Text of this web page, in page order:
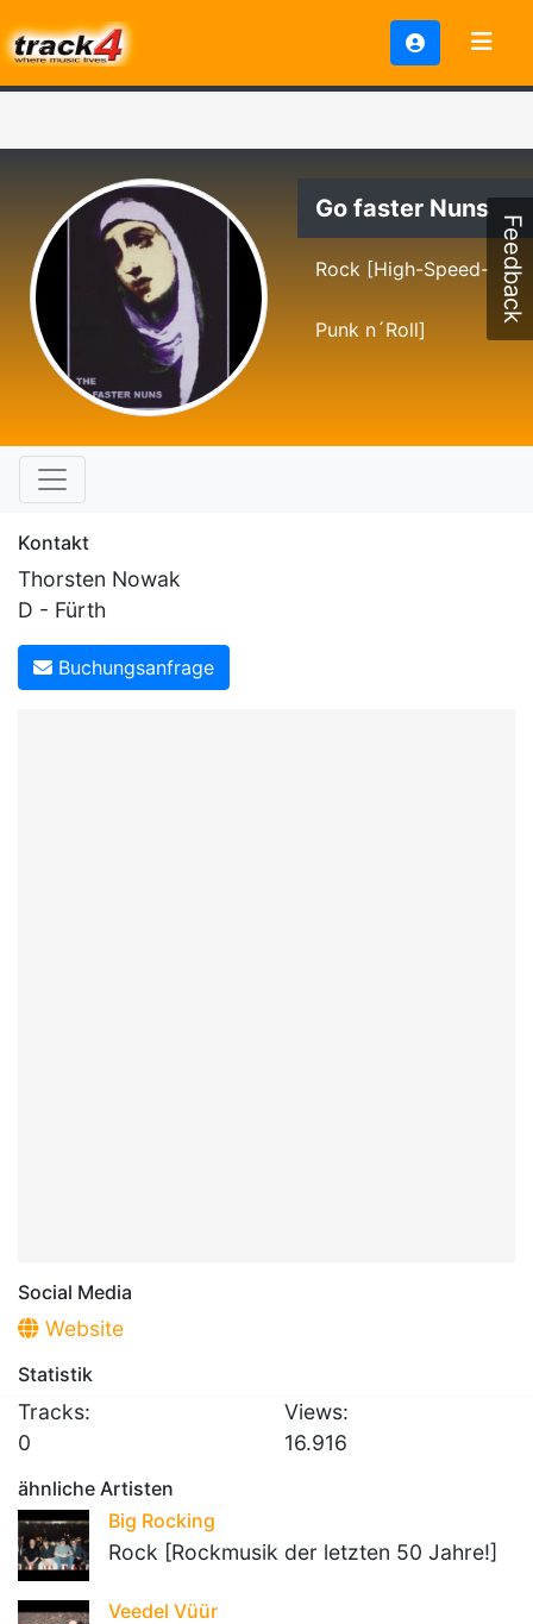
Go faster Nuns
Rock [High-Speed-
Punk n´Roll]
Kontakt
Thorsten Nowak
D - Fürth
Buchungsanfrage
Social Media
Website
Statistik
Tracks:
0
Views:
16.916
ähnliche Artisten
Big Rocking
Rock [Rockmusik der letzten 50 Jahre!]
Veedel Vüür
Feedback